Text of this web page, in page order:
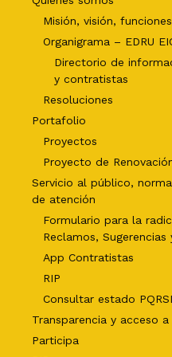
Misión, visión,
Organigrama – EDRU
Directorio de
y contratistas
Resoluciones
Portafolio
Proyectos
Proyecto de
Servicio al público,
de atención
Formulario para la
Reclamos, Sugerencias
App Contratistas
RIP
Consultar estado
Transparencia y acceso
Participa